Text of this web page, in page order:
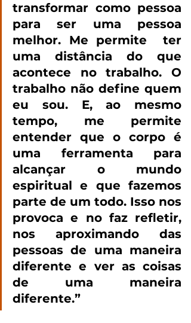
transformar como pessoa
para ser uma pessoa
melhor. Me permite  ter
uma distância do que
acontece no trabalho. O
trabalho não define quem
eu sou. E, ao mesmo
tempo, me permite
entender que o corpo é
uma ferramenta para
alcançar o mundo
espiritual e que fazemos
parte de um todo. Isso nos
provoca e no faz refletir,
nos aproximando das
pessoas de uma maneira
diferente e ver as coisas
de uma maneira
diferente.”